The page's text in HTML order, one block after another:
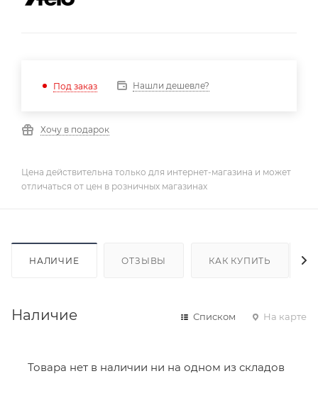
Под заказ Нашли дешевле?
Хочу в подарок
Цена действительна только для интернет-магазина и может
отличаться от цен в розничных магазинах
НАЛИЧИЕ ОТЗЫВЫ КАК КУПИТЬ
Наличие Списком На карте
Товара нет в наличии ни на одном из складов